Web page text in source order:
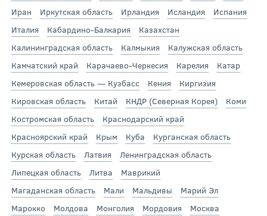
Иран
Иркутская область Ирландия Исландия
Испания
Италия
Кабардино-Балкария
Казахстан
Калининградская область
Калмыкия
Калужская область
Камчатский край
Карачаево-Черкесия Карелия
Катар
Кемеровская область — Кузбасс
Кения
Киргизия
Кировская область
Китай КНДР (Северная Корея)
Коми
Костромская область
Краснодарский край
Красноярский край
Крым Куба
Курганская область
Курская область
Латвия
Ленинградская область
Липецкая область
Литва
Маврикий
Магаданская область
Мали Мальдивы
Марий Эл
Марокко
Молдова Монголия Мордовия
Москва